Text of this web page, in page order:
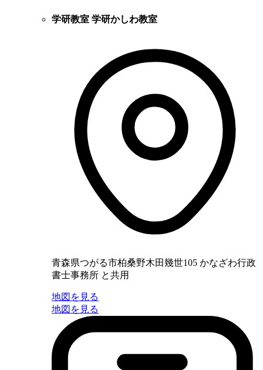
学研教室 学研かしわ教室
青森県つがる市柏桑野木田幾世105 かなざわ行政
書士事務所 と共用
地図を見る
地図を見る